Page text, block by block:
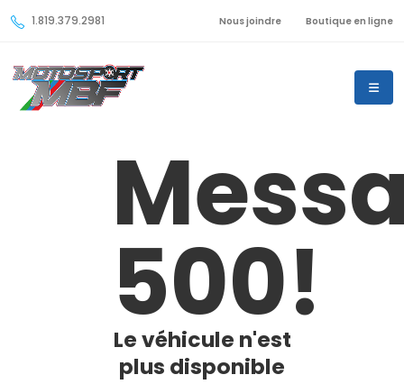
1.819.379.2981 Nous joindre Boutique en ligne
500!
Le véhicule n'est
plus disponible